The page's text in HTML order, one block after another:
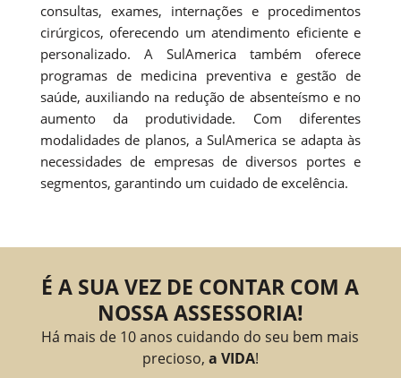
consultas, exames, internações e procedimentos
cirúrgicos, oferecendo um atendimento eficiente e
personalizado. A SulAmerica também oferece
programas de medicina preventiva e gestão de
saúde, auxiliando na redução de absenteísmo e no
aumento da produtividade. Com diferentes
modalidades de planos, a SulAmerica se adapta às
necessidades de empresas de diversos portes e
segmentos, garantindo um cuidado de excelência.
É A SUA VEZ DE CONTAR COM A
NOSSA ASSESSORIA!
Há mais de 10 anos cuidando do seu bem mais
precioso, a VIDA!